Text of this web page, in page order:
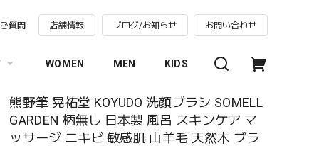
質問 店舗情報 ブログ/お知らせ お問い合わせ
WOMEN MEN KIDS
熊野筆 晃祐堂 KOYUDO 洗顔ブラシ SOMELL
GARDEN 柄無し 日本製 風呂 スキンケア マ
ッサージ ニキビ 敏感肌 山羊毛 天然木 ブラ